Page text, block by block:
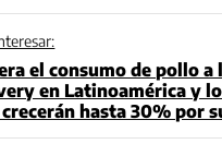
el consumo de pollo a
en Latinoamérica y
hasta 30% por